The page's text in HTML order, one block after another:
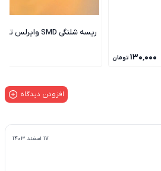
۱۳۰٬۰۰۰ تومان
ریسه شلنگی SMD وایرلس تک لاین
افزودن دیدگاه
۱۷ اسفند ۱۴۰۳